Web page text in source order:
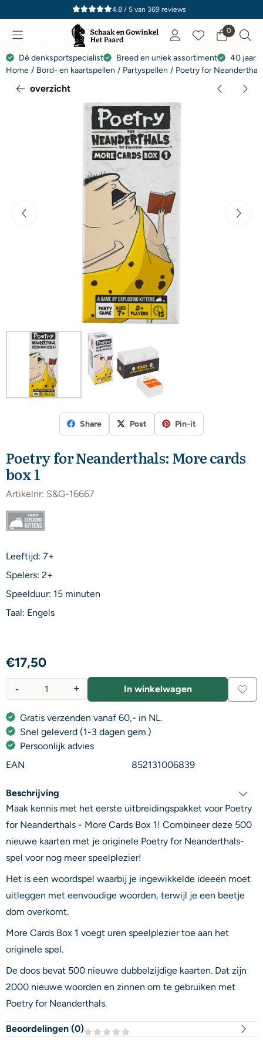
Cookievoorkeuren zijn momenteel gesloten.
4.8 / 5van 369reviews
0
Dé denksportspecialist Breed en uniek assortiment
40 jaar
Home / Bord- en kaartspellen / Partyspellen / Poetry for
overzicht
Share Post Pin-it
Poetry for Neanderthals: More cards
box 1
Artikelnr: S&G-16667
Leeftijd: 7+
Spelers: 2+
Speelduur: 15 minuten
Taal: Engels
€17,50
+
- In winkelwagen
Gratis verzenden vanaf 60,- in NL.
Snel geleverd (1-3 dagen gem.)
Persoonlijk advies
EAN
852131006839
Beschrijving
Maak kennis met het eerste uitbreidingspakket voor Poetry
for Neanderthals - More Cards Box 1! Combineer deze 500
nieuwe kaarten met je originele Poetry for Neanderthals-
spel voor nog meer speelplezier!
Het is een woordspel waarbij je ingewikkelde ideeën moet
uitleggen met eenvoudige woorden, terwijl je een beetje
dom overkomt.
More Cards Box 1 voegt uren speelplezier toe aan het
originele spel.
De doos bevat 500 nieuwe dubbelzijdige kaarten. Dat zijn
2000 nieuwe woorden en zinnen om te gebruiken met
Poetry for Neanderthals.
Beoordelingen (0)